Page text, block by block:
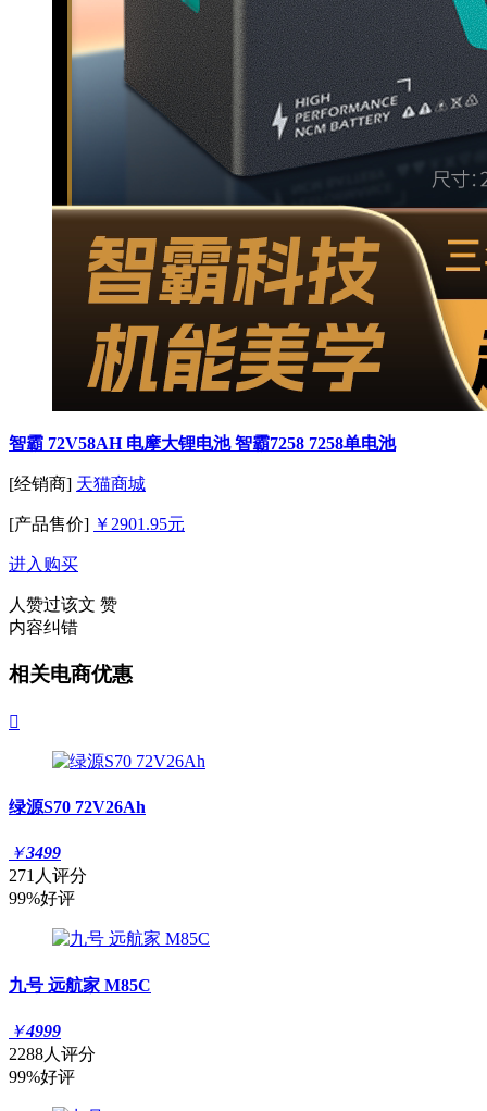
智霸 72V58AH 电摩大锂电池 智霸7258 7258单电池
[经销商] 天猫商城
[产品售价] ￥2901.95元
进入购买
人赞过该文 赞
内容纠错
相关电商优惠

绿源S70 72V26Ah
￥3499
271人评分
99%好评
九号 远航家 M85C
￥4999
2288人评分
99%好评